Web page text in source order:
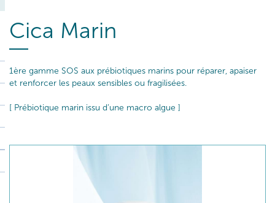
Cica Marin
1ère gamme SOS aux prébiotiques marins pour réparer, apaiser
et renforcer les peaux sensibles ou fragilisées.
[ Prébiotique marin issu d’une macro algue ]